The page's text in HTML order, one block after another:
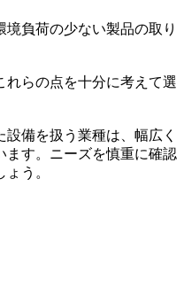
負荷の少ない製品の取り
れらの点を十分に考えて選
備を扱う業種は、幅広く
ます。ニーズを慎重に確認
う。